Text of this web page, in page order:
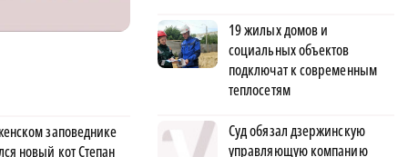
заповеднике
новый кот Степан
19 жилых домов и
социальных объектов
подключат к современным
теплосетям
Суд обязал дзержинскую
управляющую компанию